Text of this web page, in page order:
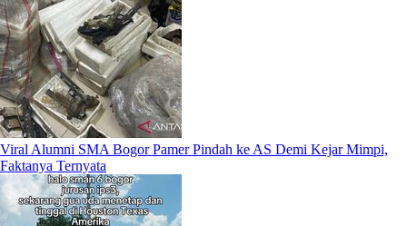
Viral Alumni SMA Bogor Pamer Pindah ke AS Demi Kejar Mimpi,
Faktanya Ternyata